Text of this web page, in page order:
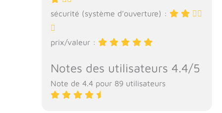
sécurité (système d’ouverture) :
prix/valeur :
Notes des utilisateurs 4.4/5
Note de 4.4 pour 89 utilisateurs